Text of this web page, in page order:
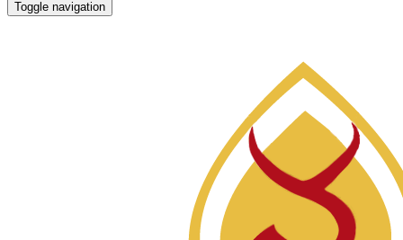
Toggle navigation